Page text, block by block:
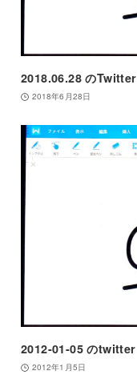
2018.06.28 のTwitter
2018年6月28日
2012-01-05 のtwitter
2012年1月5日